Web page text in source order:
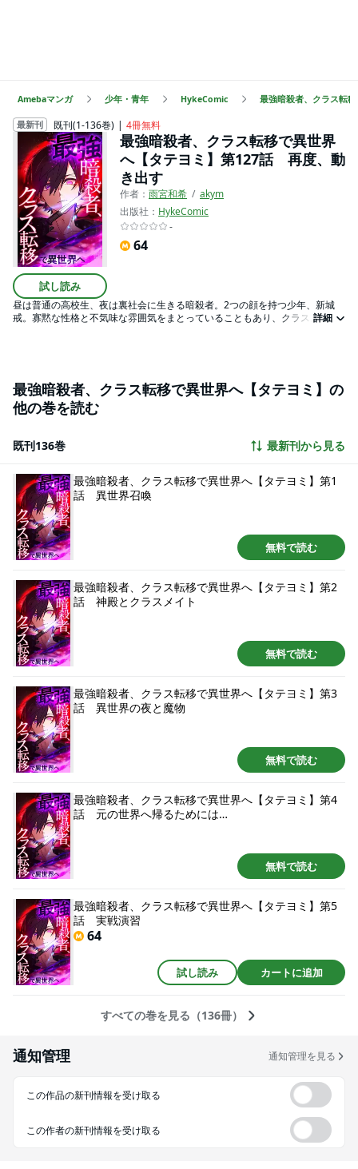
Amebaマンガ 少年・青年 HykeComic 最強暗殺者、クラス転
最新刊 既刊(1-136巻) 4冊無料
試し読み
最強暗殺者、クラス転移で異世界
へ【タテヨミ】第127話 再度、動
き出す
作者： 雨宮和希
akym
出版社： HykeComic
-
64
昼は普通の高校生、夜は裏社会に生きる暗殺者。2つの顔を持つ少年、新城
戒。寡黙な性格と不気味な雰囲気をまとっていることもあり、クラスメイト
によってクラスメイトひとりひとりに特殊な能力『加護』が付与される。念
動力や爆破など強力な『加護』が与えられる中、新城に与えられた『加護』
は鑑定。対象の詳細を知ることできるスキルだが、元よりクラスから孤立し
ていたこともあり、戦闘には役立たない無能なスキルだとクラスメイトから
界でも暗躍していく――。
詳細
最強暗殺者、クラス転移で異世界へ【タテヨミ】の
他の巻を読む
既刊136巻 最新刊から見る
最強暗殺者、クラス転移で異世界へ【タテヨミ】第1
話 異世界召喚
無料で読む
最強暗殺者、クラス転移で異世界へ【タテヨミ】第2
話 神殿とクラスメイト
無料で読む
最強暗殺者、クラス転移で異世界へ【タテヨミ】第3
話 異世界の夜と魔物
無料で読む
最強暗殺者、クラス転移で異世界へ【タテヨミ】第4
話 元の世界へ帰るためには…
無料で読む
最強暗殺者、クラス転移で異世界へ【タテヨミ】第5
話 実戦演習
64
試し読み カートに追加
すべての巻を見る（136冊）
通知管理 通知管理を見る
この作品の新刊情報を受け取る
この作者の新刊情報を受け取る